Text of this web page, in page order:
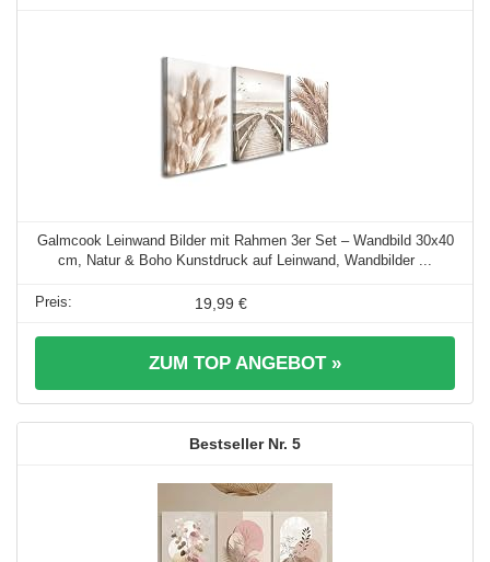
Galmcook Leinwand Bilder mit Rahmen 3er Set – Wandbild 30x40
cm, Natur & Boho Kunstdruck auf Leinwand, Wandbilder ...
19,99 €
ZUM TOP ANGEBOT »
5